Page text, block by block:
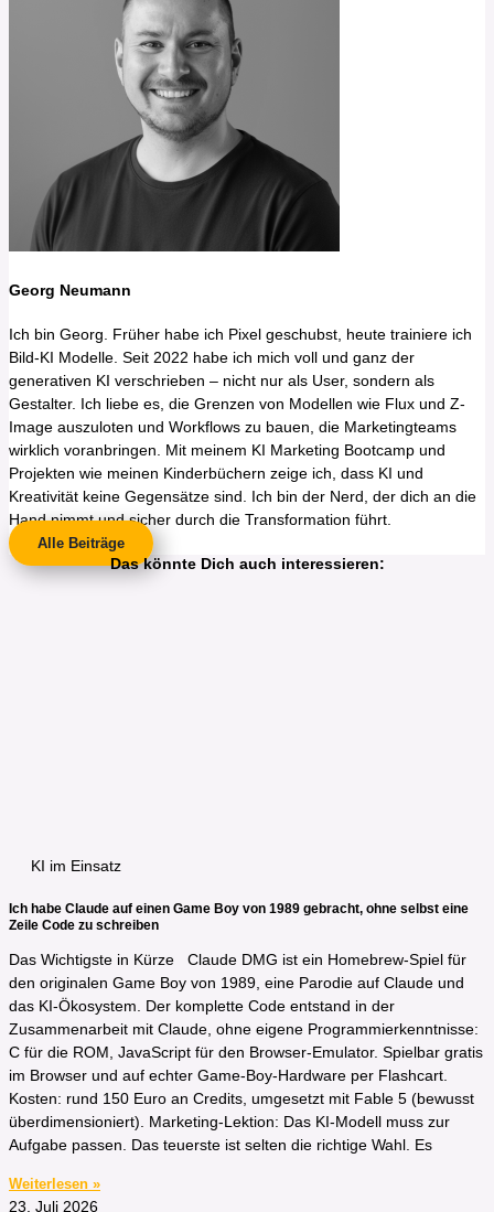
Georg Neumann
Ich bin Georg. Früher habe ich Pixel geschubst, heute trainiere ich
Bild-KI Modelle. Seit 2022 habe ich mich voll und ganz der
generativen KI verschrieben – nicht nur als User, sondern als
Gestalter. Ich liebe es, die Grenzen von Modellen wie Flux und Z-
Image auszuloten und Workflows zu bauen, die Marketingteams
wirklich voranbringen. Mit meinem KI Marketing Bootcamp und
Projekten wie meinen Kinderbüchern zeige ich, dass KI und
Kreativität keine Gegensätze sind. Ich bin der Nerd, der dich an die
Hand nimmt und sicher durch die Transformation führt.
Alle Beiträge
Das könnte Dich auch interessieren:
KI im Einsatz
Ich habe Claude auf einen Game Boy von 1989 gebracht, ohne selbst eine
Zeile Code zu schreiben
Das Wichtigste in Kürze​ Claude DMG ist ein Homebrew-Spiel für
den originalen Game Boy von 1989, eine Parodie auf Claude und
das KI-Ökosystem. Der komplette Code entstand in der
Zusammenarbeit mit Claude, ohne eigene Programmierkenntnisse:
C für die ROM, JavaScript für den Browser-Emulator. Spielbar gratis
im Browser und auf echter Game-Boy-Hardware per Flashcart.
Kosten: rund 150 Euro an Credits, umgesetzt mit Fable 5 (bewusst
überdimensioniert). Marketing-Lektion: Das KI-Modell muss zur
Aufgabe passen. Das teuerste ist selten die richtige Wahl. Es
Weiterlesen »
23. Juli 2026